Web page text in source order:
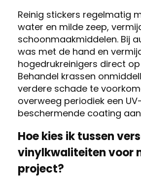
Reinig stickers regelmatig
water en milde zeep,
schoonmaakmiddelen. Bij
was met de hand en
hogedrukreinigers direct
Behandel krassen
verdere schade te
overweeg periodiek een UV-
beschermende coating
Hoe kies ik tussen
vinylkwaliteiten voor
project?